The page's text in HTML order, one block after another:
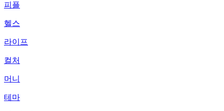
피플
헬스
라이프
컬처
머니
테마